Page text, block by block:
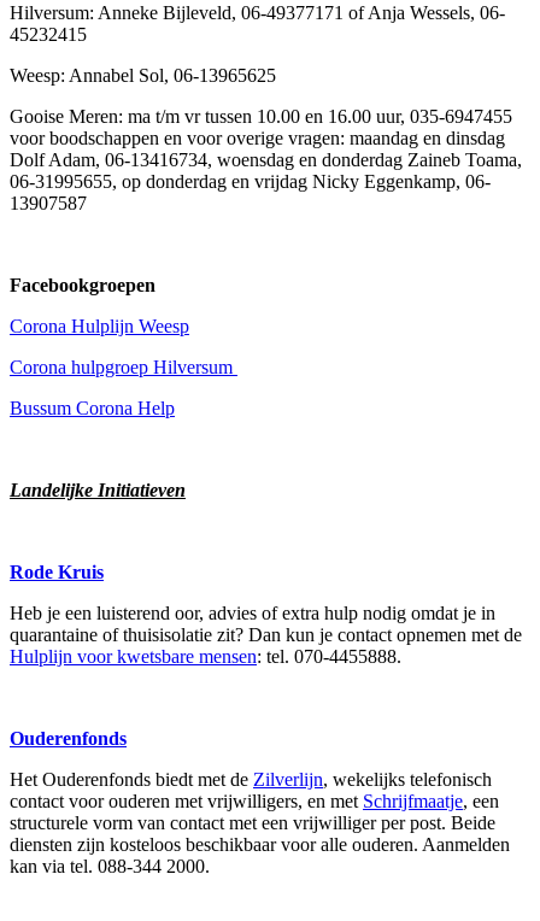
Hilversum: Anneke Bijleveld, 06-49377171 of Anja Wessels, 06-
45232415
Weesp: Annabel Sol, 06-13965625
Gooise Meren: ma t/m vr tussen 10.00 en 16.00 uur, 035-6947455
voor boodschappen en voor overige vragen: maandag en dinsdag
Dolf Adam, 06-13416734, woensdag en donderdag Zaineb Toama,
06-31995655, op donderdag en vrijdag Nicky Eggenkamp, 06-
13907587
Facebookgroepen
Corona Hulplijn Weesp
Corona hulpgroep Hilversum
Bussum Corona Help
Landelijke Initiatieven
Rode Kruis
Heb je een luisterend oor, advies of extra hulp nodig omdat je in
quarantaine of thuisisolatie zit? Dan kun je contact opnemen met de
Hulplijn voor kwetsbare mensen: tel. 070-4455888.
Ouderenfonds
Het Ouderenfonds biedt met de Zilverlijn, wekelijks telefonisch
contact voor ouderen met vrijwilligers, en met Schrijfmaatje, een
structurele vorm van contact met een vrijwilliger per post. Beide
diensten zijn kosteloos beschikbaar voor alle ouderen. Aanmelden
kan via tel. 088-344 2000.